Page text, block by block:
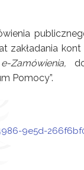
zakładania
Zamówienia,
Pomocy”.
9e5d-